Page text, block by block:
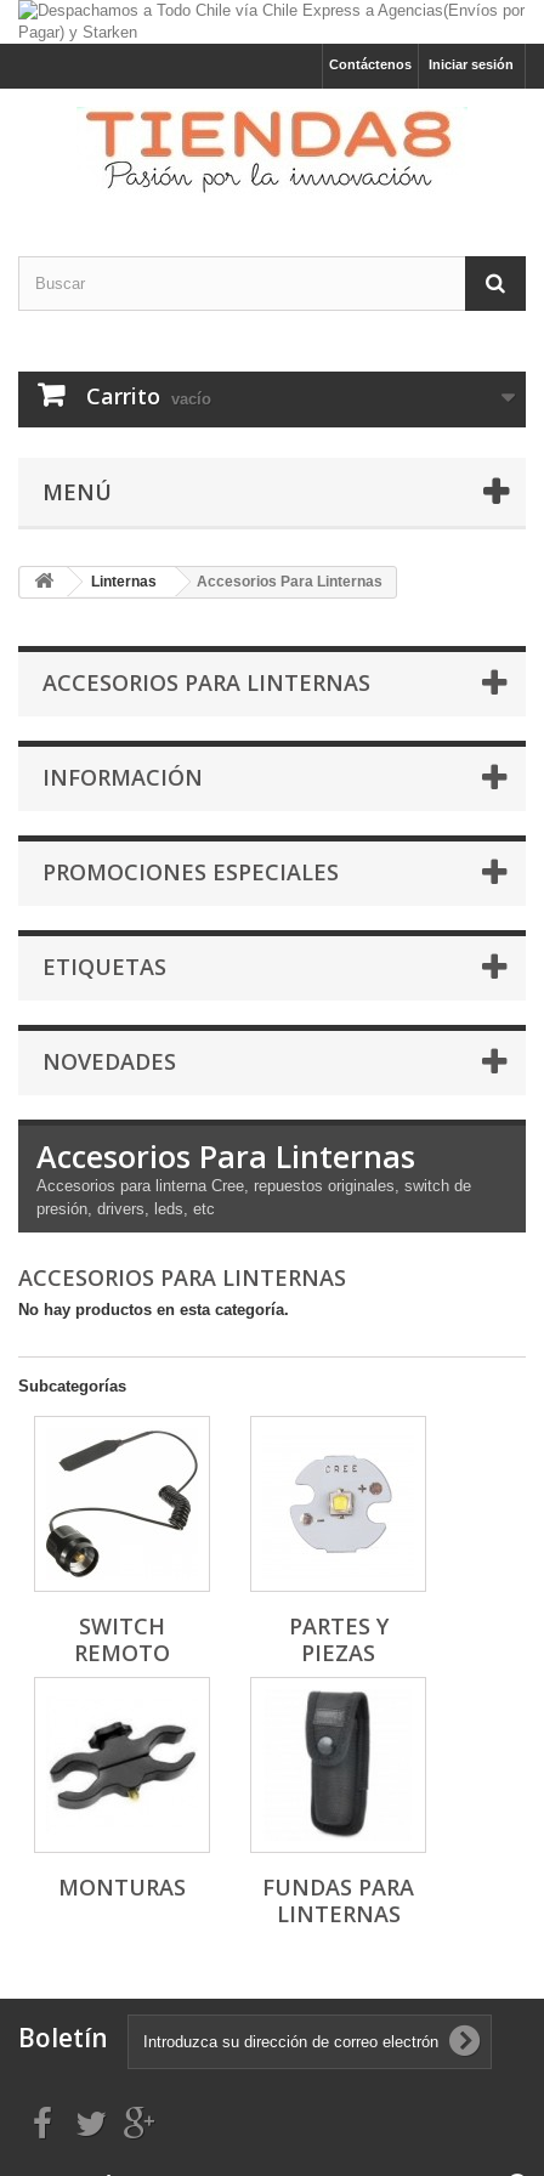
Iniciar sesión
Contáctenos
Carrito vacío
MENÚ
Linternas Accesorios Para Linternas
ACCESORIOS PARA LINTERNAS
INFORMACIÓN
PROMOCIONES ESPECIALES
ETIQUETAS
NOVEDADES
Accesorios Para Linternas
Accesorios para linterna Cree, repuestos originales, switch de
presión, drivers, leds, etc
ACCESORIOS PARA LINTERNAS
No hay productos en esta categoría.
Subcategorías
SWITCH
REMOTO
PARTES Y
PIEZAS
MONTURAS
FUNDAS PARA
LINTERNAS
Boletín